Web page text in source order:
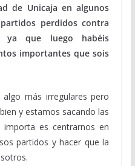
de Unicaja en algunos
perdidos contra
ya que luego habéis
importantes que sois
más irregulares pero
y estamos sacando las
es centrarnos en
partidos y hacer que la